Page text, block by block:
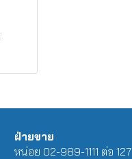
ฝ่ายขาย
หน่อย 02-989-1111 ต่อ 127